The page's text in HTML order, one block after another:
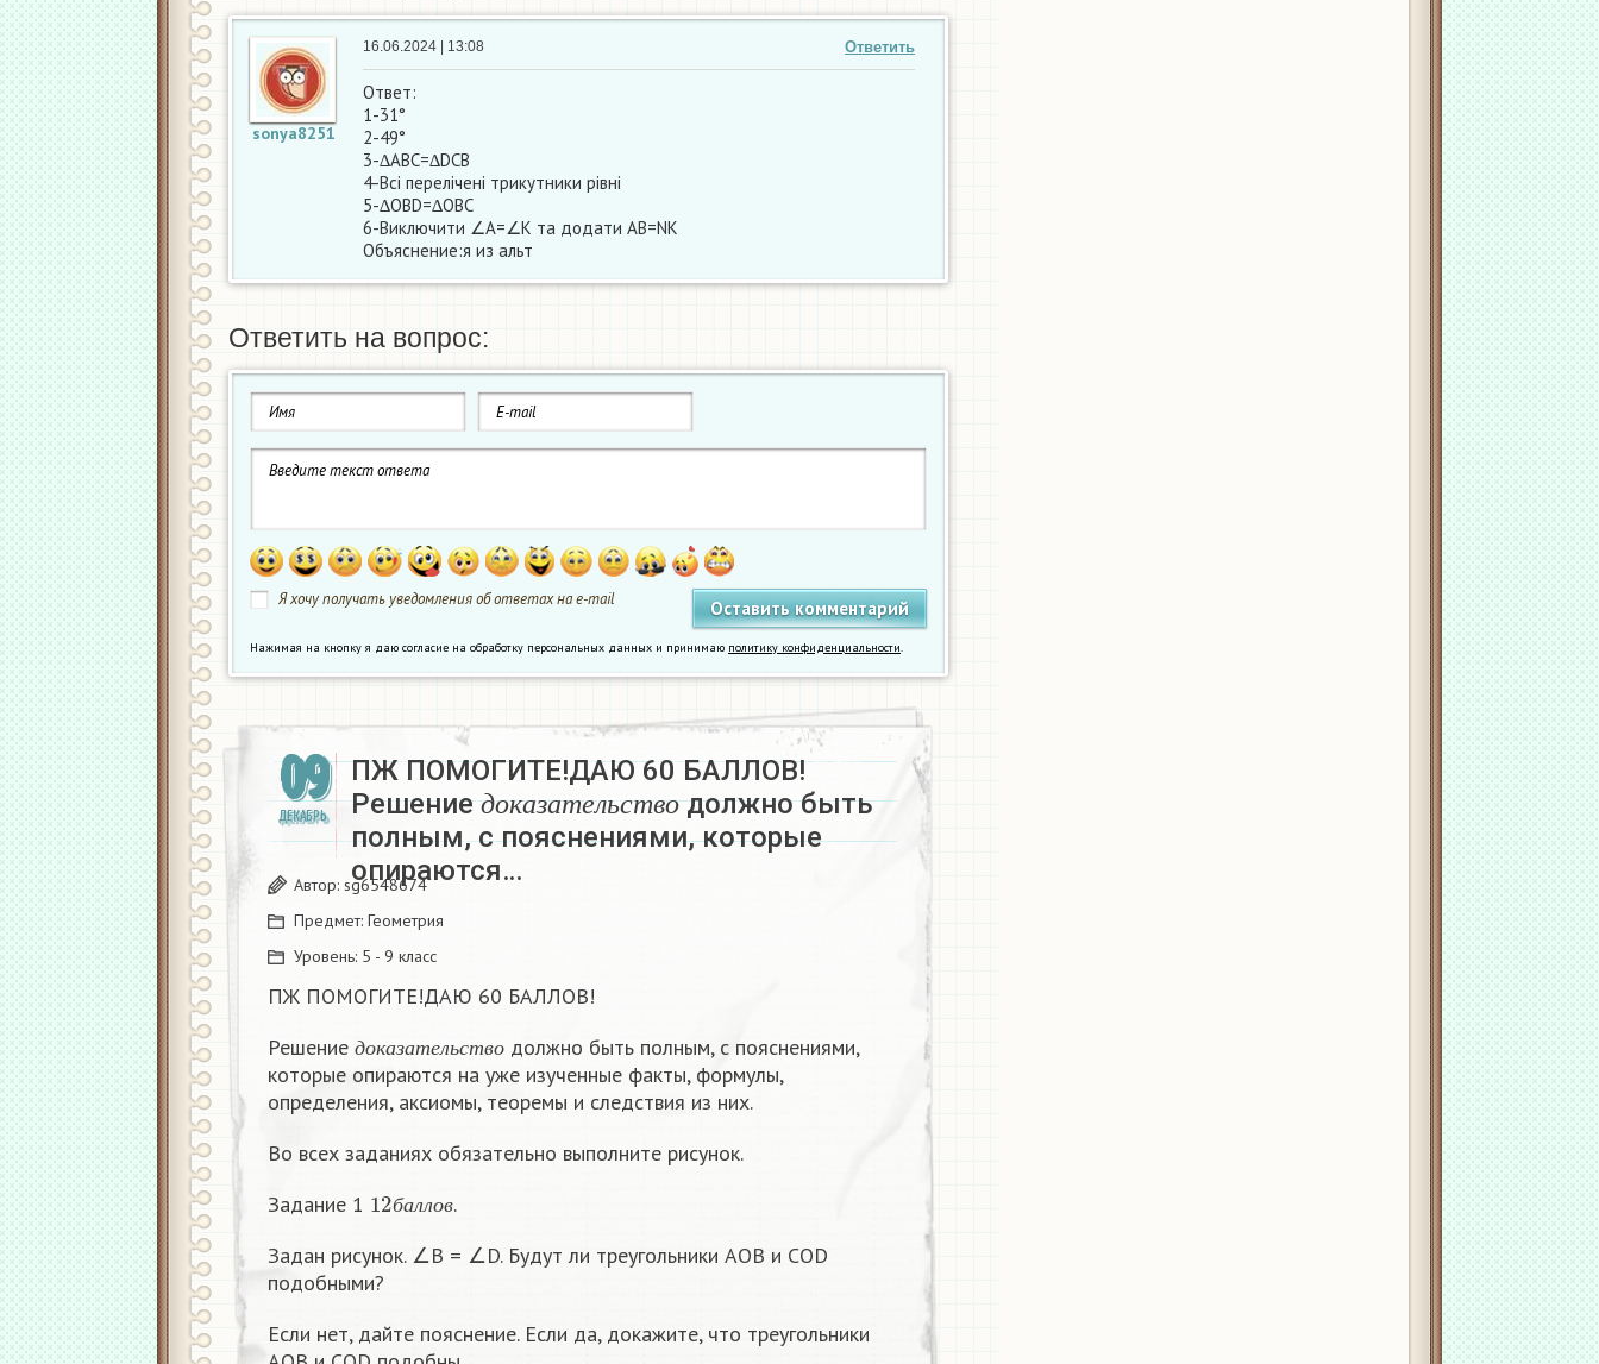
sonya8251
Ответить
16.06.2024 | 13:08
Ответ:
1-31°
2-49°
3-∆ABC=∆DCB
4-Всі перелічені трикутники рівні
5-∆OBD=∆OBC
6-Виключити ∠A=∠K та додати АВ=NK
Объяснение:я из альт
Ответить на вопрос:
Я хочу получать уведомления об ответах на e-mail
Нажимая на кнопку я даю согласие на обработку персональных данных и принимаю политику конфиденциальности.
09
ДЕКАБРЬ
ПЖ ПОМОГИТЕ!ДАЮ 60 БАЛЛОВ!
Решение д о к аз а т ел ь с т в о
д ок азательст во
должно быть
полным, с пояснениями, которые
опираются…
Автор: sg6548674
Предмет: Геометрия
Уровень: 5 - 9 класс
ПЖ ПОМОГИТЕ!ДАЮ 60 БАЛЛОВ!
Решение
д о ка з а т ел ьс т в о
д
должно быть полным, с пояснениями,
которые опираются на уже изученные факты, формулы,
определения, аксиомы, теоремы и следствия из них.
Во всех заданиях обязательно выполните рисунок.
Задание 1
б алл о в
12 б
.
Задан рисунок. ∠В = ∠D. Будут ли треугольники АОВ и СОD
подобными?
Если нет, дайте пояснение. Если да, докажите, что треугольники